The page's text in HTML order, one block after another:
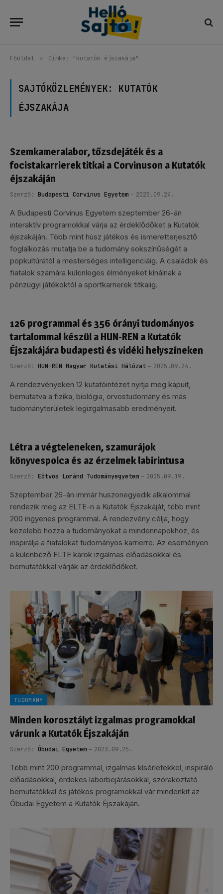
Főoldal » Címke: "kutatók éjszakája"
SAJTÓKÖZLEMÉNYEK: KUTATÓK
ÉJSZAKÁJA
Szemkameralabor, tőzsdejáték és a
focistakarrierek titkai a Corvinuson a Kutatók
éjszakáján
Szerző: Budapesti Corvinus Egyetem 2025.09.24.
A Budapesti Corvinus Egyetem szeptember 26-án
interaktív programokkal várja az érdeklődőket a Kutatók
éjszakáján. Több mint húsz játékos és ismeretterjesztő
foglalkozás mutatja be a tudomány sokszínűségét a
popkultúrától a mesterséges intelligenciáig. A családok és
fiatalok számára különleges élményeket kínálnak a
pénzügyi játékoktól a sportkarrierek titkaiig.
126 programmal és 356 órányi tudományos
tartalommal készül a HUN-REN a Kutatók
Éjszakájára budapesti és vidéki helyszíneken
Szerző: HUN-REN Magyar Kutatási Hálózat 2025.09.24.
A rendezvényeken 12 kutatóintézet nyitja meg kapuit,
bemutatva a fizika, biológia, orvostudomány és más
tudományterületek legizgalmasabb eredményeit.
Létra a végteleneken, szamurájok
könyvespolca és az érzelmek labirintusa
Szerző: Eötvös Loránd Tudományegyetem 2025.09.19.
Szeptember 26-án immár huszonegyedik alkalommal
rendezik meg az ELTE-n a Kutatók Éjszakáját, több mint
200 ingyenes programmal. A rendezvény célja, hogy
közelebb hozza a tudományokat a mindennapokhoz, és
inspirálja a fiatalokat tudományos karrierre. Az eseményen
a különböző ELTE karok izgalmas előadásokkal és
bemutatókkal várják az érdeklődőket.
TUDOMÁNY
Minden korosztályt izgalmas programokkal
várunk a Kutatók Éjszakáján
Szerző: Óbudai Egyetem 2023.09.25.
Több mint 200 programmal, izgalmas kísérletekkel, inspiráló
előadásokkal, érdekes laborbejárásokkal, szórakoztató
bemutatókkal és játékos programokkal vár mindenkit az
Óbudai Egyetem a Kutatók Éjszakáján.